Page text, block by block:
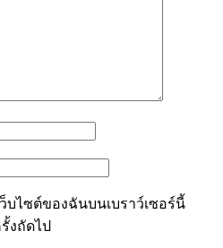
บไซต์ของฉันบนเบราว์เซอร์นี้
งถัดไป